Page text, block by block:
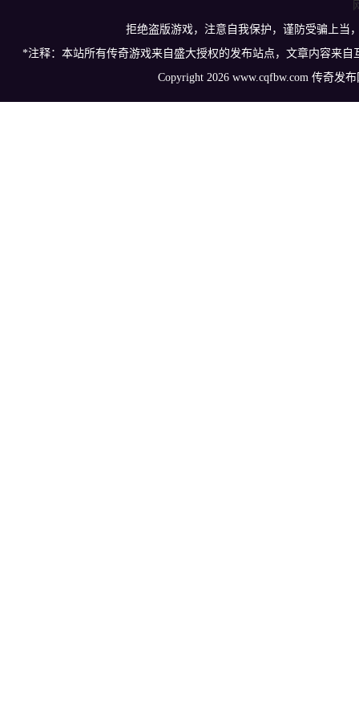
拒绝盗版游戏，注意自我保护，谨防受骗上当
*注释：本站所有传奇游戏来自盛大授权的发布站点，文章内容来
Copyright 2026 www.cqfbw.com 传奇发